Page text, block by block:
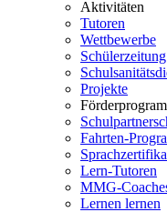
Aktivitäten
Tutoren
Wettbewerbe
Schülerzeitung
Projekte
Fahrten-
Lern-Tutoren
MMG-
Lernen lernen